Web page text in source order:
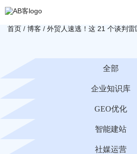
首页 / 博客 / 外贸人速逃！这 21 个谈判雷
全部
企业知识库
GEO优化
智能建站
社媒运营